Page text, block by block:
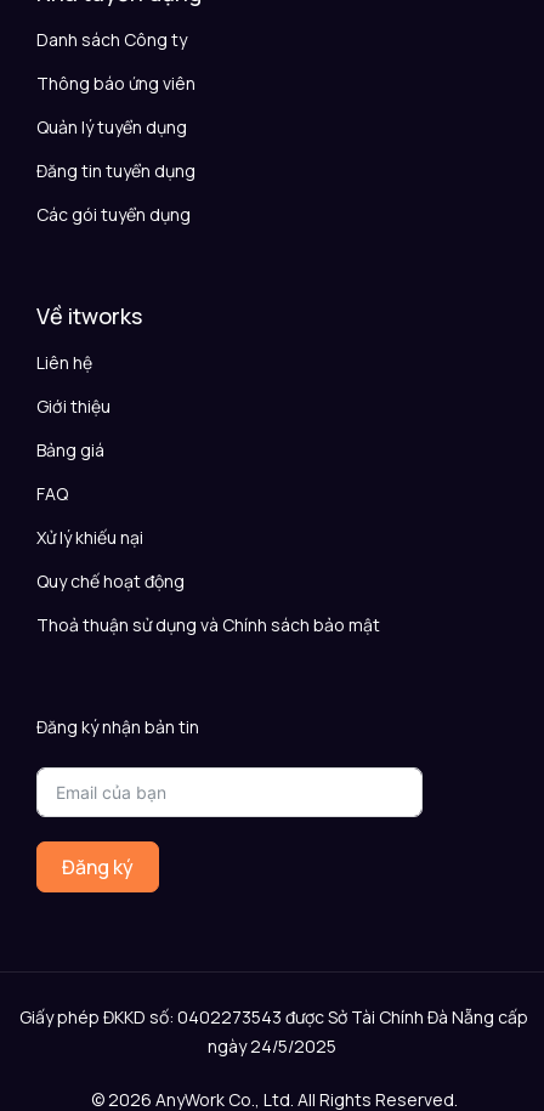
Danh sách Công ty
Thông báo ứng viên
Quản lý tuyển dụng
Đăng tin tuyển dụng
Các gói tuyển dụng
Về itworks
Liên hệ
Giới thiệu
Bảng giá
FAQ
Xử lý khiếu nại
Quy chế hoạt động
Thoả thuận sử dụng và Chính sách bảo mật
Đăng ký nhận bản tin
Đăng ký
Giấy phép ĐKKD số: 0402273543 được Sở Tài Chính Đà Nẵng cấp
ngày 24/5/2025
© 2026 AnyWork Co., Ltd. All Rights Reserved.